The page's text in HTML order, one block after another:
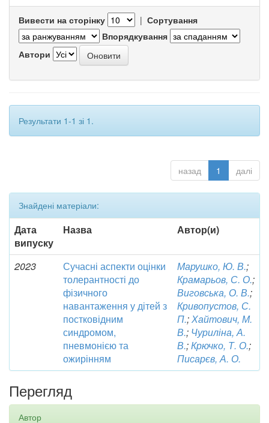
Вивести на сторінку | Сортування
Впорядкування
Автори
Результати 1-1 зі 1.
назад 1 далі
Знайдені матеріали:
Дата
випуску
Назва Автор(и)
2023
Сучасні аспекти оцінки
толерантності до
фізичного
навантаження у дітей з
постковідним
синдромом,
пневмонією та
ожирінням
Марушко, Ю. В.;
Крамарьов, С. О.;
Виговська, О. В.;
Кривопустов, С.
П.;Хайтович, М.
В.; Чуриліна, А.
В.;Крючко, Т. О.;
Писарєв, А. О.
Перегляд
Автор